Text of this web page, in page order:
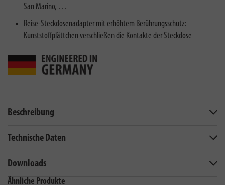
San Marino, …
Reise-Steckdosenadapter mit erhöhtem Berührungsschutz:
Kunststoffplättchen verschließen die Kontakte der Steckdose
Beschreibung
Technische Daten
Downloads
Ähnliche Produkte